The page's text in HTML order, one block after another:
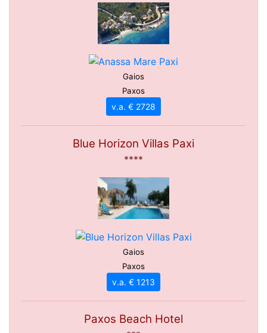
Gaios
Paxos
v.a. € 2728
Blue Horizon Villas Paxi
****
Gaios
Paxos
v.a. € 1213
Paxos Beach Hotel